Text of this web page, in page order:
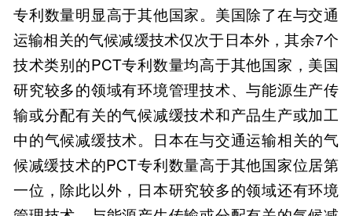
专利数量明显高于其他国家。美国除了在与交通
运输相关的气候减缓技术仅次于日本外，其余7个
技术类别的PCT专利数量均高于其他国家，美国
研究较多的领域有环境管理技术、与能源生产传
输或分配有关的气候减缓技术和产品生产或加工
中的气候减缓技术。日本在与交通运输相关的气
候减缓技术的PCT专利数量高于其他国家位居第
一位，除此以外，日本研究较多的领域还有环境